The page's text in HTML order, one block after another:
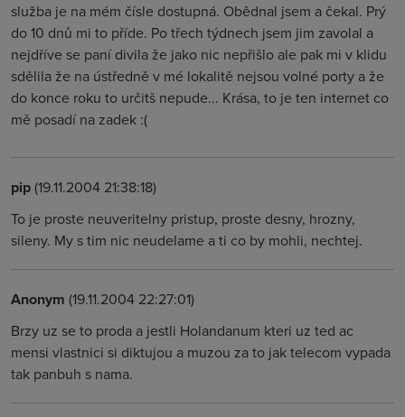
služba je na mém čísle dostupná. Obědnal jsem a čekal. Prý
do 10 dnů mi to příde. Po třech týdnech jsem jim zavolal a
nejdříve se paní divila že jako nic nepřišlo ale pak mi v klidu
sdělila že na ústředně v mé lokalitě nejsou volné porty a že
do konce roku to určitš nepude... Krása, to je ten internet co
mě posadí na zadek :(
pip(19.11.2004 21:38:18)
To je proste neuveritelny pristup, proste desny, hrozny,
sileny. My s tim nic neudelame a ti co by mohli, nechtej.
Anonym (19.11.2004 22:27:01)
Brzy uz se to proda a jestli Holandanum kteri uz ted ac
mensi vlastnici si diktujou a muzou za to jak telecom vypada
tak panbuh s nama.